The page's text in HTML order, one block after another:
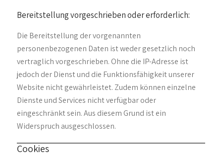
Bereitstellung vorgeschrieben oder erforderlich:
Die Bereitstellung der vorgenannten
personenbezogenen Daten ist weder gesetzlich noch
vertraglich vorgeschrieben. Ohne die IP-Adresse ist
jedoch der Dienst und die Funktionsfähigkeit unserer
Website nicht gewährleistet. Zudem können einzelne
Dienste und Services nicht verfügbar oder
eingeschränkt sein. Aus diesem Grund ist ein
Widerspruch ausgeschlossen.
Cookies